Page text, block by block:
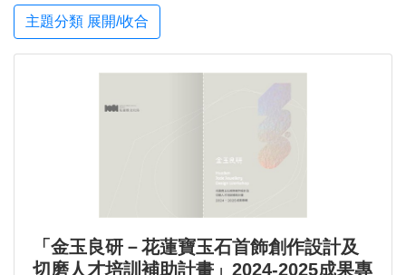
主題分類 展開/收合
「金玉良研－花蓮寶玉石首飾創作設計及
切磨人才培訓補助計畫」2024-2025成果專